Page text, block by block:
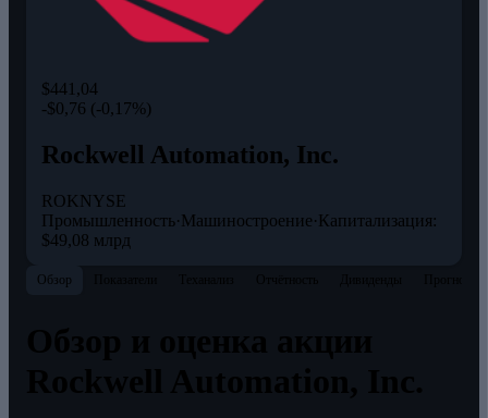
$441,04
-$0,76 (-0,17%)
Rockwell Automation, Inc.
ROKNYSE
Промышленность·Машиностроение·Капитализация:
$49,08 млрд
Обзор